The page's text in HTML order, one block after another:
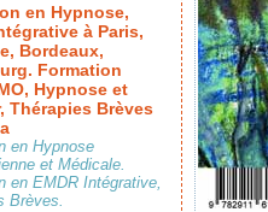
en Hypnose,
à Paris,
Bordeaux,
Formation
Hypnose et
Thérapies Brèves
en Hypnose
et Médicale.
en EMDR Intégrative,
Brèves.